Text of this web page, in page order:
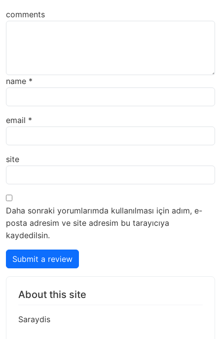
comments
name *
email *
site
Daha sonraki yorumlarımda kullanılması için adım, e-
posta adresim ve site adresim bu tarayıcıya
kaydedilsin.
Submit a review
About this site
Saraydis